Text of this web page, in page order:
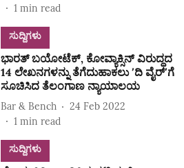
1 min read
ಸುದ್ದಿಗಳು
ಭಾರತ್ ಬಯೋಟೆಕ್, ಕೋವ್ಯಾಕ್ಸಿನ್‌ ವಿರುದ್ಧದ
14 ಲೇಖನಗಳನ್ನು ತೆಗೆದುಹಾಕಲು ʼದಿ ವೈರ್ʼಗೆ
ಸೂಚಿಸಿದ ತೆಲಂಗಾಣ ನ್ಯಾಯಾಲಯ
Bar & Bench
24 Feb 2022
1 min read
ಸುದ್ದಿಗಳು